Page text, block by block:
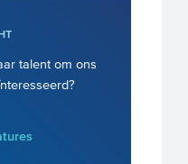
talent om ons